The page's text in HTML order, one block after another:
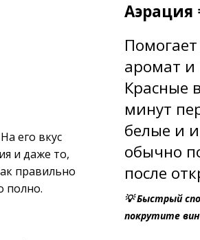
Аэрация
аромат и
Красные
минут
белые и
обычно
после
💡 Быстрый
покрутите
его вкус
и даже то,
правильно
полно.